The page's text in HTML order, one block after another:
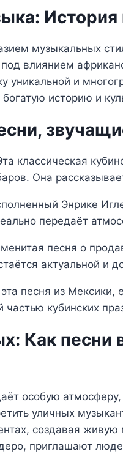
музыкальных
влиянием
уникальной и
историю и
классическая
Она
Энрике
передаёт
песня о
актуальной и
песня из Мексики,
кубинских
Как песни
особую атмосферу,
уличных
создавая
приглашают